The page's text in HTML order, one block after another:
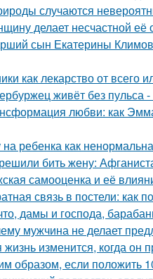
случаются
делает несчастной её
сын Екатерины
как лекарство от всего
живёт без пульса -
любви: как
ребенка как
бить жену:
самооценка и её
связь в постели: как
дамы и господа,
мужчина не делает
изменится, когда он
образом, если положить